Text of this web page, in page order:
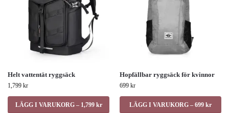
Helt vattentät ryggsäck
1,799 kr
LÄGG I VARUKORG – 1,799 kr
Hopfällbar ryggsäck för kvinnor
699 kr
LÄGG I VARUKORG – 699 kr